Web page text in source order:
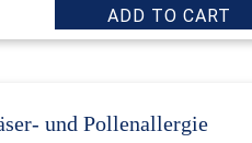
und Pollenallergie